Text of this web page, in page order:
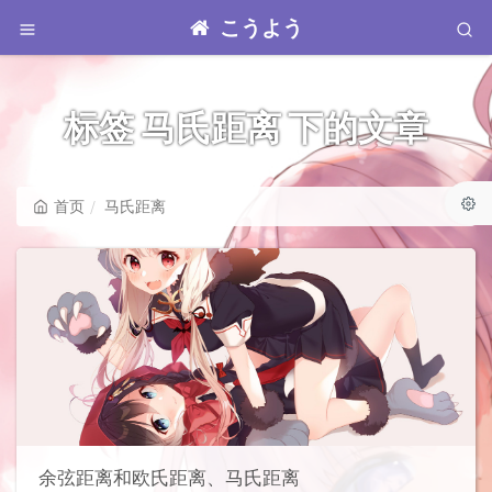
こうよう
标签 马氏距离 下的文章
首页 马氏距离
余弦距离和欧氏距离、马氏距离